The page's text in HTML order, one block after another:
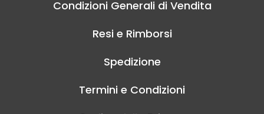
Condizioni Generali di Vendita
Resi e Rimborsi
Spedizione
Termini e Condizioni